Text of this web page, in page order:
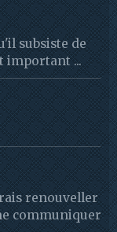
subsiste de
important ...
renouveller
communiquer